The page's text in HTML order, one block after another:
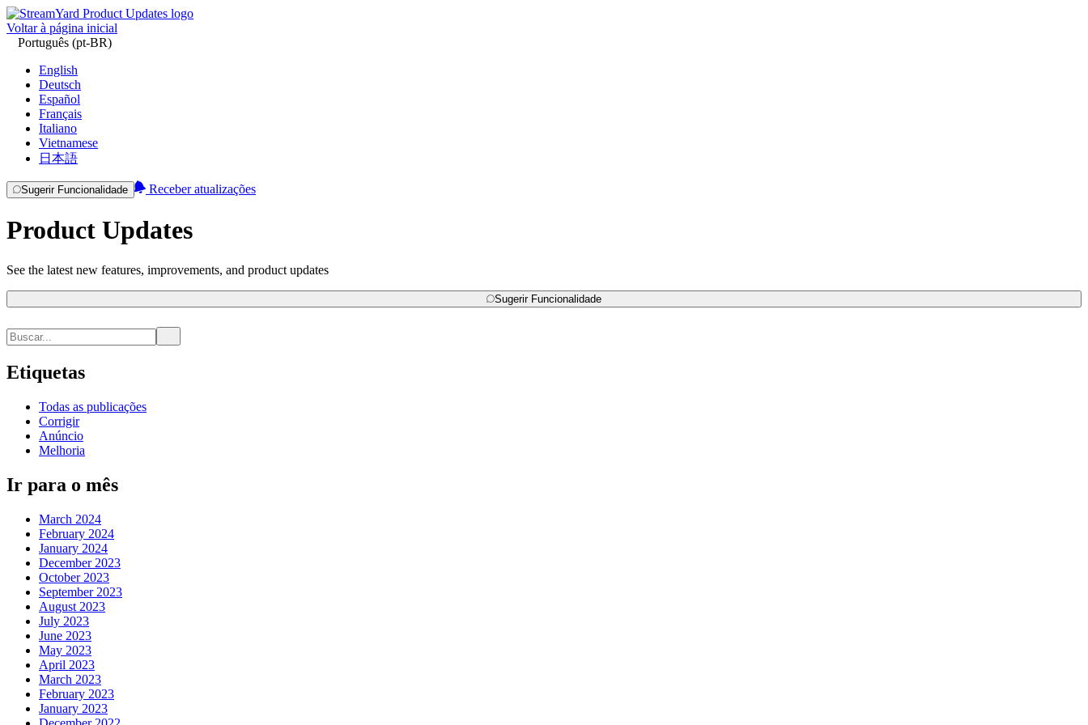
Voltar à página inicial
Português (pt-BR)
English
Deutsch
Español
Français
Italiano
Vietnamese
日本語
Sugerir Funcionalidade Receber atualizações
Product Updates
See the latest new features, improvements, and product updates
Sugerir Funcionalidade
Etiquetas
Todas as publicações
Corrigir
Anúncio
Melhoria
Ir para o mês
March 2024
February 2024
January 2024
December 2023
October 2023
September 2023
August 2023
July 2023
June 2023
May 2023
April 2023
March 2023
February 2023
January 2023